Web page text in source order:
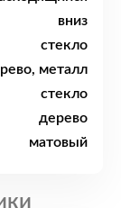
вниз
стекло
металл
стекло
дерево
матовый